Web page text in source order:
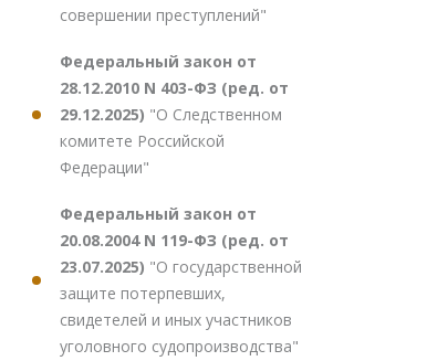
совершении преступлений"
Федеральный закон от
28.12.2010 N 403-ФЗ (ред. от
29.12.2025) "О Следственном
комитете Российской
Федерации"
Федеральный закон от
20.08.2004 N 119-ФЗ (ред. от
23.07.2025) "О государственной
защите потерпевших,
свидетелей и иных участников
уголовного судопроизводства"